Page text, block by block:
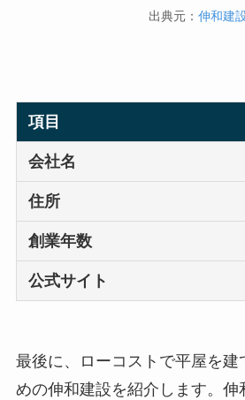
出典元： 伸和建
項目
会社名
住所
創業年数
公式サイト
最後に、ローコストで平屋を建
めの伸和建設を紹介します。伸